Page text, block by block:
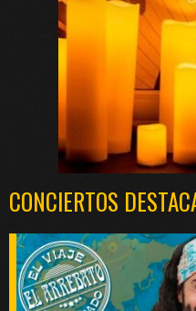
CONCIERTOS